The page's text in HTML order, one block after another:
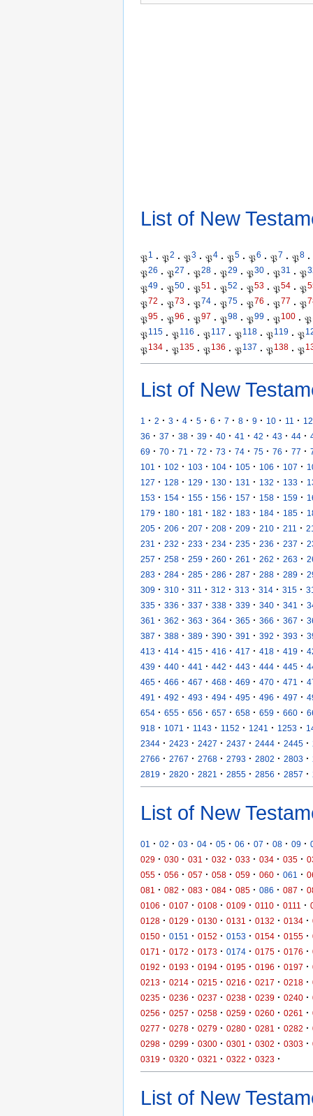
List of New
𝔓1 · 𝔓2 · 𝔓3 · 𝔓4 · 𝔓5 · 𝔓6 · 𝔓7 · 𝔓8 ·
𝔓26 · 𝔓27 · 𝔓28 · 𝔓29 · 𝔓30 · 𝔓31 · 𝔓
𝔓49 · 𝔓50 · 𝔓51 · 𝔓52 · 𝔓53 · 𝔓54 · 𝔓
𝔓72 · 𝔓73 · 𝔓74 · 𝔓75 · 𝔓76 · 𝔓77 · 𝔓
𝔓95 · 𝔓96 · 𝔓97 · 𝔓98 · 𝔓99 · 𝔓100 · 𝔓
𝔓115 · 𝔓116 · 𝔓117 · 𝔓118 · 𝔓119 · 𝔓
𝔓134 · 𝔓135 · 𝔓136 · 𝔓137 · 𝔓138 · 𝔓
List of New
1 · 2 · 3 · 4 · 5 · 6 · 7 · 8 · 9 · 10 · 11 · 12
36 · 37 · 38 · 39 · 40 · 41 · 42 · 43 · 44 ·
69 · 70 · 71 · 72 · 73 · 74 · 75 · 76 · 77 ·
101
· 102 · 103 · 104 · 105 · 106 · 107 ·
127 · 128 · 129 · 130 · 131 · 132 · 133 ·
153 · 154 · 155 · 156 · 157 · 158 · 159 ·
179 · 180 · 181 · 182 · 183 · 184 · 185 ·
205 · 206 · 207 · 208 · 209 · 210 · 211 ·
231
· 232 · 233 · 234 · 235 · 236 · 237 ·
257 · 258 · 259 · 260 · 261 · 262 · 263 ·
283 · 284 · 285 · 286 · 287 · 288 · 289 ·
309 · 310 · 311 · 312 · 313 · 314 · 315 ·
335 · 336 · 337 · 338 · 339 · 340 · 341 ·
361
· 362 · 363 · 364 · 365 · 366 · 367 ·
387 · 388 · 389 · 390 · 391 · 392 · 393 ·
413 · 414 · 415 · 416 · 417 · 418 · 419 ·
439 · 440 · 441 · 442 · 443 · 444 · 445 ·
465 · 466 · 467 · 468 · 469 · 470 · 471 ·
491
· 492 · 493 · 494 · 495 · 496 · 497 ·
654 · 655 · 656 · 657 · 658 · 659 · 660 ·
918 · 1071 · 1143 · 1152 · 1241 · 1253 ·
2344 · 2423 · 2427 · 2437 · 2444 · 2445 ·
2766 · 2767 · 2768 · 2793 · 2802 · 2803 ·
2819 · 2820 · 2821 · 2855 · 2856 · 2857 ·
List of New
01 · 02 · 03 · 04 · 05 · 06 · 07 · 08 · 09 ·
029 · 030 · 031 · 032 · 033 · 034 · 035 ·
055 · 056 · 057 · 058 · 059 · 060 · 061 ·
081
· 082 · 083 · 084 · 085 · 086 · 087 ·
0106 · 0107 · 0108 · 0109 · 0110 · 0111 ·
0128 · 0129 · 0130 · 0131 · 0132 · 0134 ·
0150 · 0151 · 0152 · 0153 · 0154 · 0155 ·
0171
· 0172 · 0173 · 0174 · 0175 · 0176 ·
0192 · 0193 · 0194 · 0195 · 0196 · 0197 ·
0213 · 0214 · 0215 · 0216 · 0217 · 0218 ·
0235 · 0236 · 0237 · 0238 · 0239 · 0240 ·
0256 · 0257 · 0258 · 0259 · 0260 · 0261 ·
0277 · 0278 · 0279 · 0280 · 0281 · 0282 ·
0298 · 0299 · 0300 · 0301 · 0302 · 0303 ·
0319 · 0320 · 0321 · 0322 · 0323 ·
List of New